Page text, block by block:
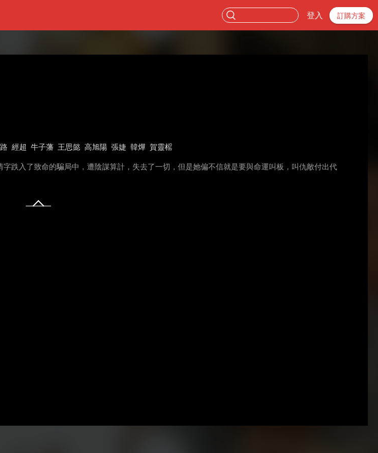
登入 訂購方案
經超 牛子藩 王思懿 高旭陽 張婕 韓燁 賀靈榣
跌入了致命的騙局中，遭陰謀算計，失去了一切，但是她偏不信就是要與命運叫板，叫仇敵付出代